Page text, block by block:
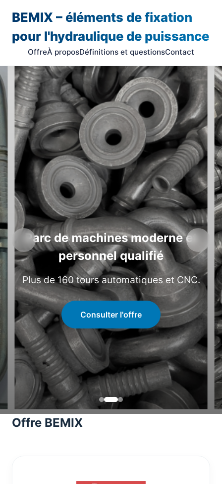
BEMIX – éléments de fixation
pour l'hydraulique de puissance
OffreÀ proposDéfinitions et questionsContact
Parc de machines moderne et
personnel qualifié
Plus de 160 tours automatiques et CNC.
Consulter l'offre
Précédent
Offre BEMIX